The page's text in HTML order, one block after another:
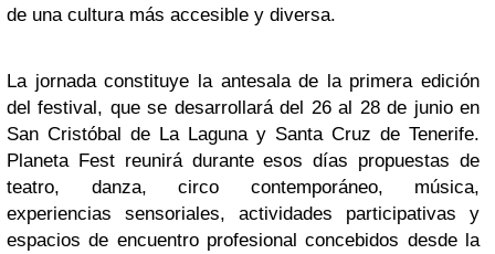
de una cultura más accesible y diversa.
La jornada constituye la antesala de la primera edición
del festival, que se desarrollará del 26 al 28 de junio en
San Cristóbal de La Laguna y Santa Cruz de Tenerife.
Planeta Fest reunirá durante esos días propuestas de
teatro, danza, circo contemporáneo, música,
experiencias sensoriales, actividades participativas y
espacios de encuentro profesional concebidos desde la